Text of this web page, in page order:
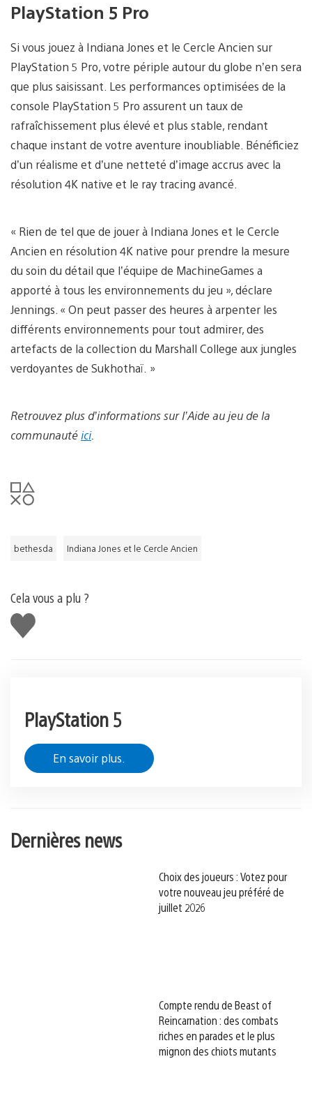
PlayStation 5 Pro
Si vous jouez à Indiana Jones et le Cercle Ancien sur
PlayStation 5 Pro, votre périple autour du globe n’en sera
que plus saisissant. Les performances optimisées de la
console PlayStation 5 Pro assurent un taux de
rafraîchissement plus élevé et plus stable, rendant
chaque instant de votre aventure inoubliable. Bénéficiez
d’un réalisme et d’une netteté d’image accrus avec la
résolution 4K native et le ray tracing avancé.
« Rien de tel que de jouer à Indiana Jones et le Cercle
Ancien en résolution 4K native pour prendre la mesure
du soin du détail que l’équipe de MachineGames a
apporté à tous les environnements du jeu », déclare
Jennings. « On peut passer des heures à arpenter les
différents environnements pour tout admirer, des
artefacts de la collection du Marshall College aux jungles
verdoyantes de Sukhothaï. »
Retrouvez plus d’informations sur l’Aide au jeu de la
communauté ici.
bethesda Indiana Jones et le Cercle Ancien
Cela vous a plu ?
J'aime
PlayStation 5
En savoir plus.
Dernières news
Choix des joueurs : Votez pour
votre nouveau jeu préféré de
juillet 2026
Compte rendu de Beast of
Reincarnation : des combats
riches en parades et le plus
mignon des chiots mutants